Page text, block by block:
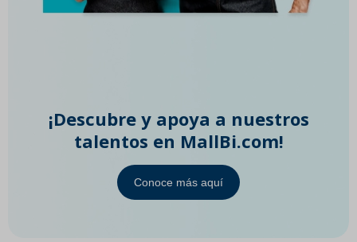
¡Descubre y apoya a nuestros
talentos en MallBi.com!
Conoce más aquí